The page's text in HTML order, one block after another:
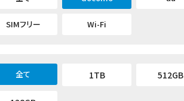
SIMフリー Wi-Fi
全て 1TB 512GB